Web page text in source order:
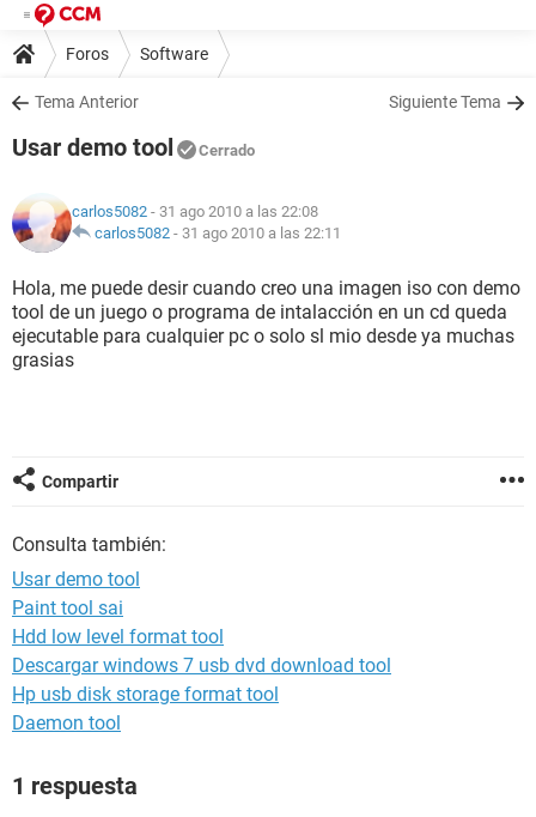
Foros Software
Tema Anterior Siguiente Tema
Usar demo tool Cerrado
carlos5082 - 31 ago 2010 a las 22:08
carlos5082 - 31 ago 2010 a las 22:11
Hola, me puede desir cuando creo una imagen iso con demo
tool de un juego o programa de intalacción en un cd queda
ejecutable para cualquier pc o solo sl mio desde ya muchas
grasias
Compartir
Consulta también:
Usar demo tool
Paint tool sai
Hdd low level format tool
Descargar windows 7 usb dvd download tool
Hp usb disk storage format tool
Daemon tool
1 respuesta